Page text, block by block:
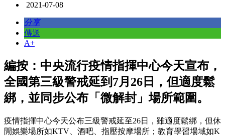
2021-07-08
分享
傳送
A+
編按：中央流行疫情指揮中心今天宣布，
全國第三級警戒延到7月26日，但適度鬆
綁，並同步公布「微解封」場所範圍。
疫情指揮中心今天公布三級警戒延至26日，雖適度鬆綁，但休
閒娛樂場所如KTV、酒吧、指壓按摩場所；教育學習場域如K